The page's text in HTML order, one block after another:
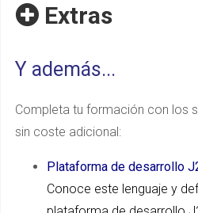
Extras
Y además...
Completa tu formación con los
sin coste adicional:
Plataforma de desarrollo
Conoce este lenguaje y